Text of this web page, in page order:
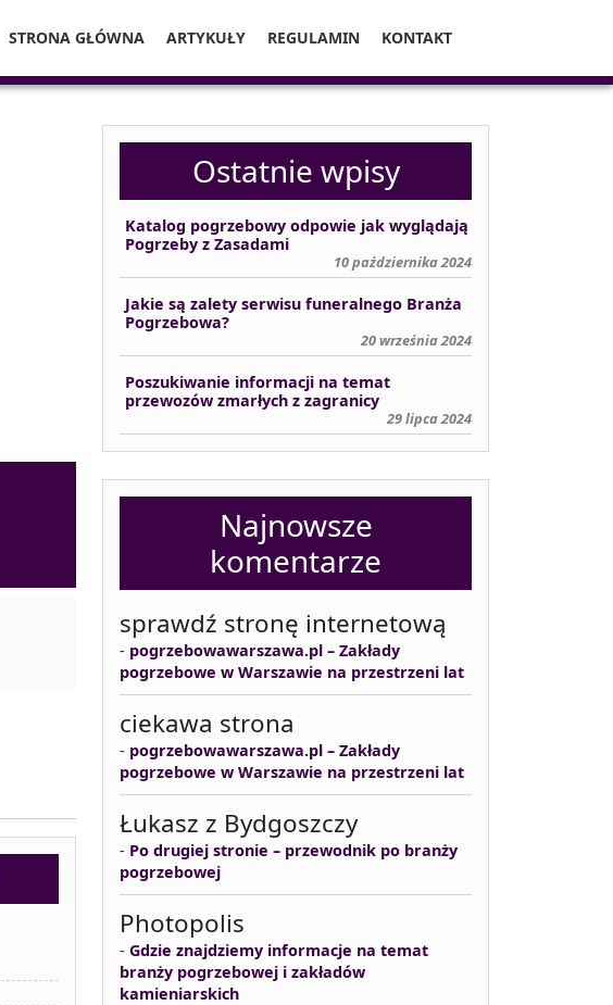
STRONA GŁÓWNA ARTYKUŁY REGULAMIN KONTAKT
Ostatnie wpisy
Katalog pogrzebowy odpowie jak wyglądają
Pogrzeby z Zasadami
10 października 2024
Jakie są zalety serwisu funeralnego Branża
Pogrzebowa?
20 września 2024
Poszukiwanie informacji na temat
przewozów zmarłych z zagranicy
29 lipca 2024
Najnowsze
komentarze
sprawdź stronę internetową
- pogrzebowawarszawa.pl – Zakłady
pogrzebowe w Warszawie na przestrzeni lat
ciekawa strona
- pogrzebowawarszawa.pl – Zakłady
pogrzebowe w Warszawie na przestrzeni lat
Łukasz z Bydgoszczy
- Po drugiej stronie – przewodnik po branży
pogrzebowej
Photopolis
- Gdzie znajdziemy informacje na temat
branży pogrzebowej i zakładów
kamieniarskich